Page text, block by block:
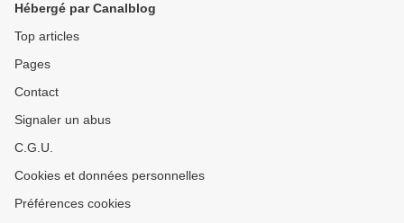
Hébergé par Canalblog
Top articles
Pages
Contact
Signaler un abus
C.G.U.
Cookies et données personnelles
Préférences cookies